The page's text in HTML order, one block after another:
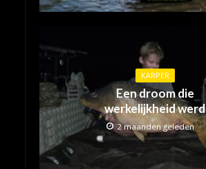
KARPER
Een droom die
werkelijkheid werd
2 maanden geleden